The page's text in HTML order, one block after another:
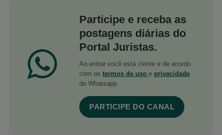
Participe e receba as
postagens diárias do
Portal Juristas.
Ao entrar você está ciente e de acordo
com os termos de uso e privacidade
do Whatsapp.
PARTICIPE DO CANAL